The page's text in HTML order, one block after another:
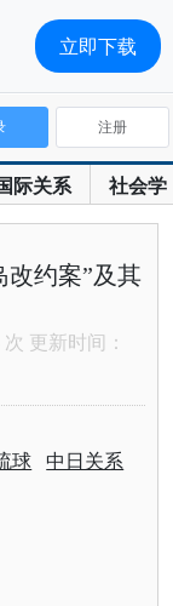
际关系 社会学
注册
改约案”及其
更新时间：
球 中日关系
立即下载